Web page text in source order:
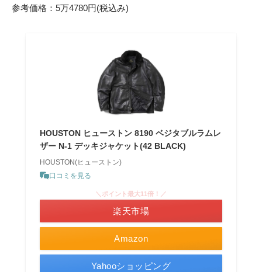
参考価格：5万4780円(税込み)
HOUSTON ヒューストン 8190 ベジタブルラムレ
ザー N-1 デッキジャケット(42 BLACK)
HOUSTON(ヒューストン)
口コミを見る
Amazon
＼ポイント最大11倍！／
楽天市場
Yahooショッピング